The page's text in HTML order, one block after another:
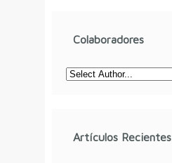
Colaboradores
Artículos Recientes